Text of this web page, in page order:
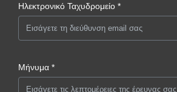
Ηλεκτρονικό Ταχυδρομείο *
Μήνυμα *